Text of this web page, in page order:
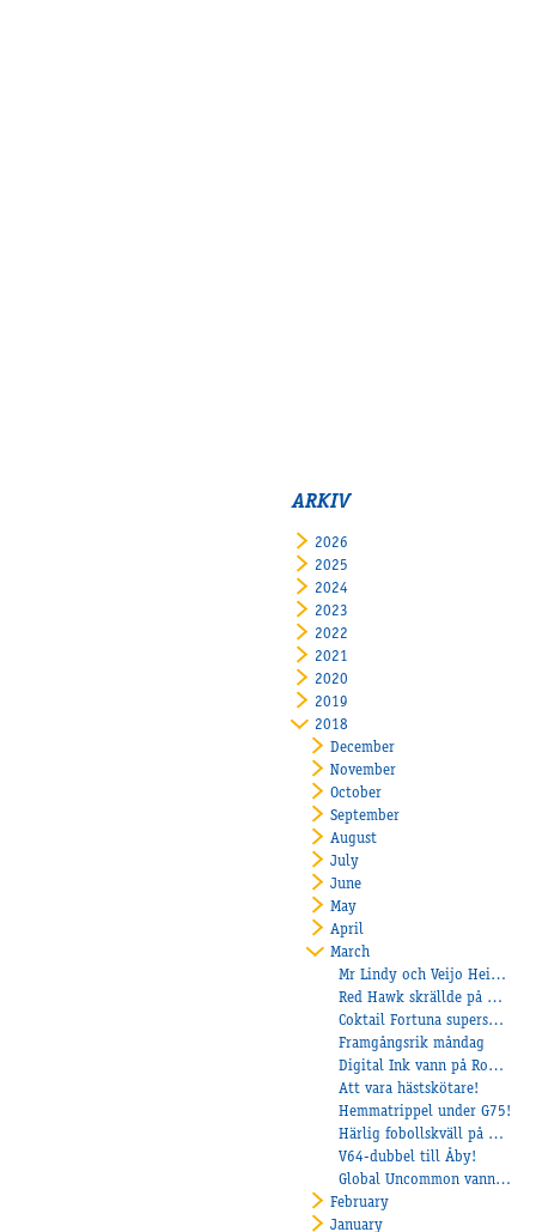
ARKIV
2026
2025
2024
2023
2022
2021
2020
2019
2018
December
November
October
September
August
July
June
May
April
March
Mr Lindy och Veijo Heiskanen imponerade på Jägersro
Red Hawk skrällde på Axevalla!
Coktail Fortuna supersnabb på Solvalla
Framgångsrik måndag
Digital Ink vann på Romme
Att vara hästskötare!
Hemmatrippel under G75!
Härlig fobollskväll på Åby!
V64-dubbel till Åby!
Global Uncommon vann på Örebro
February
January